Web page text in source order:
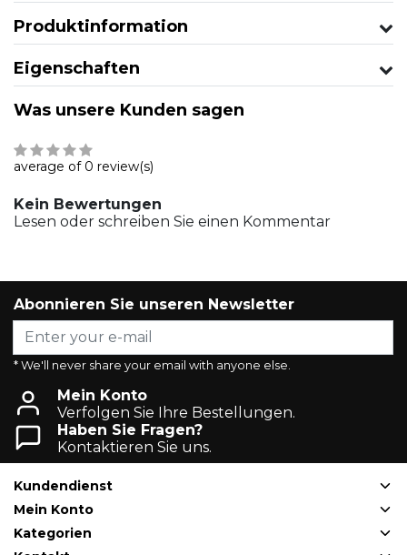
Produktinformation
Eigenschaften
Was unsere Kunden sagen
average of 0 review(s)
Kein Bewertungen
Lesen oder schreiben Sie einen Kommentar
Abonnieren Sie unseren Newsletter
* We'll never share your email with anyone else.
Mein Konto
Verfolgen Sie Ihre Bestellungen.
Haben Sie Fragen?
Kontaktieren Sie uns.
Kundendienst
Mein Konto
Kategorien